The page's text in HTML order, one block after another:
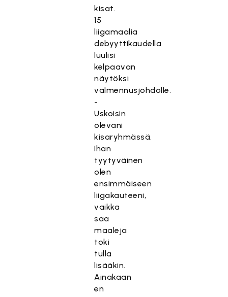
kisat.
15
liigamaalia
debyyttikaudella
luulisi
kelpaavan
näytöksi
valmennusjohdolle.
-
Uskoisin
olevani
kisaryhmässä.
Ihan
tyytyväinen
olen
ensimmäiseen
liigakauteeni,
vaikka
saa
maaleja
toki
tulla
lisääkin.
Ainakaan
en